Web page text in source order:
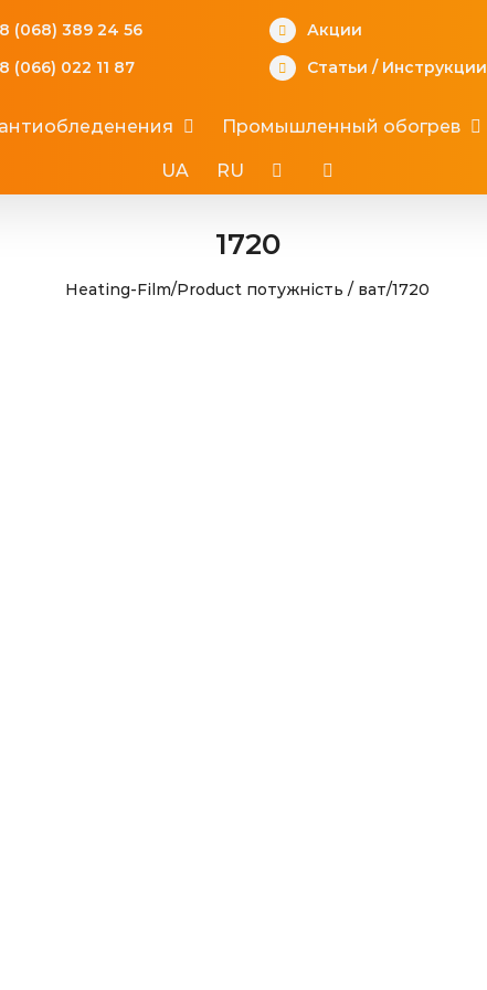
(068) 389 24 56
(066) 022 11 87
Акции
Статьи / Инструкции
Промышленный обогрев
UA RU
1720
Heating-Film/Product потужність / ват/1720